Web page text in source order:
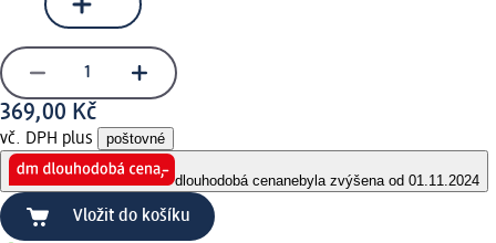
369,00 Kč
vč. DPH plus poštovné
dlouhodobá cenanebyla zvýšena od 01.11.2024
Vložit do košíku